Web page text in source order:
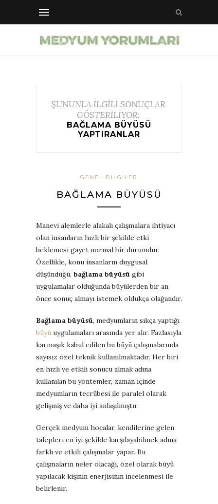
ŞUNUNLA İLGİLİ SONUÇLAR
GÖSTERİLİYOR:
BAĞLAMA BÜYÜSÜ
YAPTIRANLAR
GENEL BILGILER
BAĞLAMA BÜYÜSÜ
Manevi alemlerle alakalı çalışmalara ihtiyacı
olan insanların hızlı bir şekilde etki
beklemesi gayet normal bir durumdur.
Özellikle, konu insanların duygusal
düşündüğü, bağlama büyüsü gibi
uygulamalar olduğunda büyülerden bir an
önce sonuç almayı istemek oldukça olağandır.
Bağlama büyüsü, medyumların sıkça yaptığı
büyü uygulamaları arasında yer alır. Fazlasıyla
karmaşık kabul edilen bu büyü çalışmalarında
sayısız özel teknik kullanılmaktadır. Her biri
en hızlı ve etkili sonucu almak adına
kullanılan bu yöntemler, zaman içinde
medyumların tecrübesi ile paralel olarak
gelişmiş ve daha iyi anlaşılmıştır.
Gerçek medyum hocalar, kendilerine gelen
talepleri en iyi şekilde karşılayabilmek adına
farklı ve etkili çalışmalar yapar. Bu
çalışmaların neler olacağı, özel olarak büyü
yapılacak kişinin enerjisinin incelenmesi ile
belirlenir.